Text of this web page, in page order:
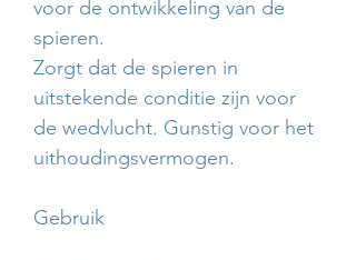
voor de ontwikkeling van de
spieren.
Zorgt dat de spieren in
uitstekende conditie zijn voor
de wedvlucht. Gunstig voor het
uithoudingsvermogen.
Gebruik